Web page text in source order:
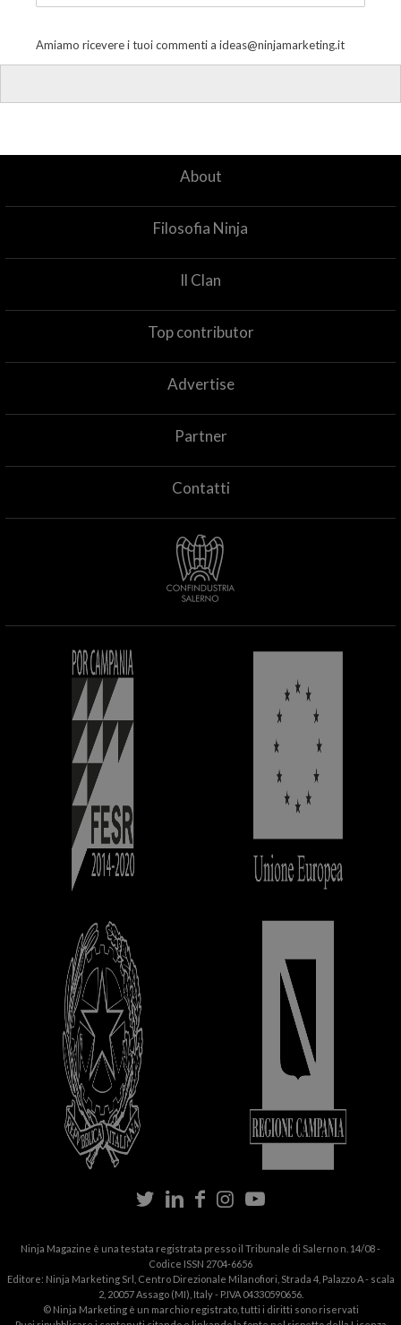
Amiamo ricevere i tuoi commenti a ideas@ninjamarketing.it
About
Filosofia Ninja
Il Clan
Top contributor
Advertise
Partner
Contatti
Ninja Magazine è una testata registrata presso il Tribunale di Salerno n. 14/08 -
Codice ISSN 2704-6656
Editore: Ninja Marketing Srl, Centro Direzionale Milanofiori, Strada 4, Palazzo A - scala
2, 20057 Assago (MI), Italy - P.IVA 04330590656.
© Ninja Marketing è un marchio registrato, tutti i diritti sono riservati